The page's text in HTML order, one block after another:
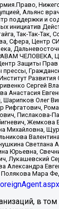
Альянс
поддержки и
инициатив
Так-Так-
Сфера, Центр
ЧЕЛОВЕКА,
Защиты
Сергей
Анастасия
Шарипков Олег
Рифгатович,
Пислакова-
Михайловна,
Юрьевна,
Лукашевский
Александра
Мара
в